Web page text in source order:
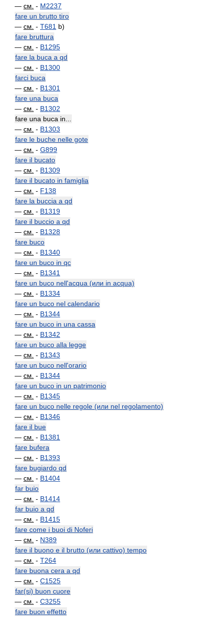
— см. - M2237
fare un brutto tiro
— см. - T681 b)
fare bruttura
— см. - B1295
fare la buca a qd
— см. - B1300
farci buca
— см. - B1301
fare una buca
— см. - B1302
fare una buca in...
— см. - B1303
fare le buche nelle gote
— см. - G899
fare il bucato
— см. - B1309
fare il bucato in famiglia
— см. - F138
fare la buccia a qd
— см. - B1319
fare il buccio a qd
— см. - B1328
fare buco
— см. - B1340
fare un buco in qc
— см. - B1341
fare un buco nell'acqua (или in acqua)
— см. - B1334
fare un buco nel calendario
— см. - B1344
fare un buco in una cassa
— см. - B1342
fare un buco alla legge
— см. - B1343
fare un buco nell'orario
— см. - B1344
fare un buco in un patrimonio
— см. - B1345
fare un buco nelle regole (или nel regolamento)
— см. - B1346
fare il bue
— см. - B1381
fare bufera
— см. - B1393
fare bugiardo qd
— см. - B1404
far buio
— см. - B1414
far buio a qd
— см. - B1415
fare come i buoi di Noferi
— см. - N389
fare il buono e il brutto (или cattivo) tempo
— см. - T264
fare buona cera a qd
— см. - C1525
far(si) buon cuore
— см. - C3255
fare buon effetto